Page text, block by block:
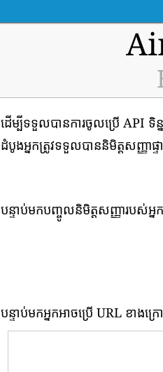
ដើម្បីទទួលបានការចូលប្រើ API
ដំបូងអ្នកត្រូវទទួលបាននិមិត្តសញ្ញាផ្
បន្ទាប់មកបញ្ចូលនិមិត្តសញ្ញារបស់អ្ន
បន្ទាប់មកអ្នកអាចប្រើ URL ខាងក្